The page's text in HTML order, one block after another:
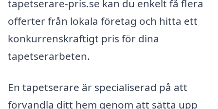
tapetserare-pris.se kan du enkelt få flera
offerter från lokala företag och hitta ett
konkurrenskraftigt pris för dina
tapetserarbeten.
En tapetserare är specialiserad på att
förvandla ditt hem genom att sätta upp